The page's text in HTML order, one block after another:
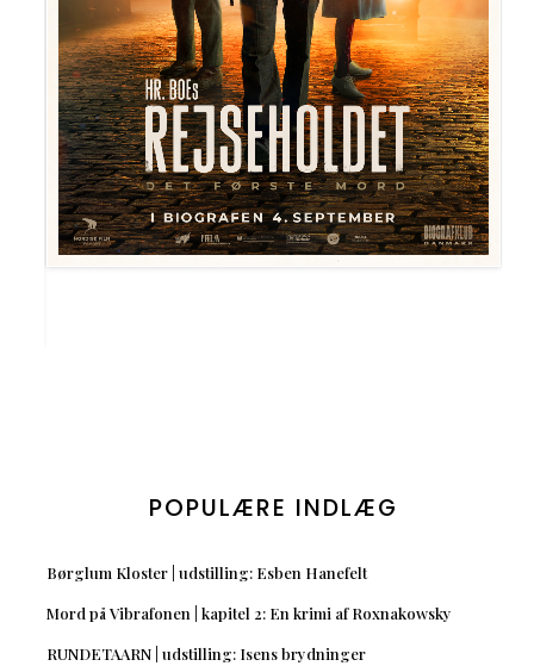
POPULÆRE INDLÆG
Børglum Kloster | udstilling: Esben Hanefelt
Mord på Vibrafonen | kapitel 2: En krimi af Roxnakowsky
RUNDETAARN | udstilling: Isens brydninger